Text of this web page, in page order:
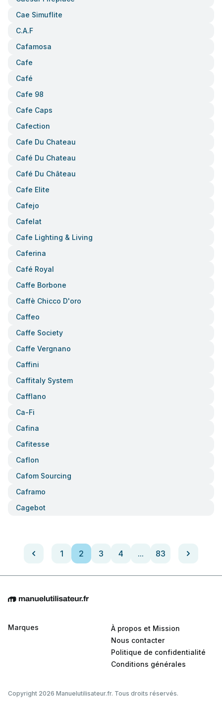
Cae Simuflite
C.a.f
Cafamosa
Cafe
Café
Cafe 98
Cafe Caps
Cafection
Cafe Du Chateau
Café Du Chateau
Café Du Château
Cafe Elite
Cafejo
Cafelat
Cafe Lighting & Living
Caferina
Café Royal
Caffe Borbone
Caffè Chicco D'oro
Caffeo
Caffe Society
Caffe Vergnano
Caffini
Caffitaly System
Cafflano
Ca-Fi
Cafina
Cafitesse
Caflon
Cafom Sourcing
Caframo
Cagebot
1 2 3 4 ... 83
Marques
À propos et Mission
Nous contacter
Politique de confidentialité
Conditions générales
Copyright 2026 Manuelutilisateur.fr. Tous droits réservés.